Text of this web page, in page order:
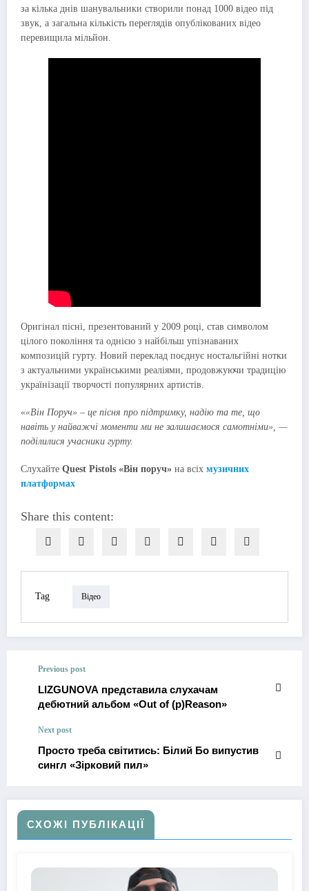
за кілька днів шанувальники створили понад 1000 відео під
звук, а загальна кількість переглядів опублікованих відео
перевищила мільйон.
Оригінал пісні, презентований у 2009 році, став символом
цілого покоління та однією з найбільш упізнаваних
композицій гурту. Новий переклад поєднує ностальгійні нотки
з актуальними українськими реаліями, продовжуючи традицію
українізації творчості популярних артистів.
««Він Поруч» – це пісня про підтримку, надію та те, що
навіть у найважчі моменти ми не залишаємося самотніми», —
поділилися учасники гурту.
Слухайте Quest Pistols «Він поруч» на всіх музичних
платформах
Share this content:
Tag Відео
Previous post
LIZGUNOVA представила слухачам
дебютний альбом «Out of (p)Reason»
Next post
Просто треба світитись: Білий Бо випустив
сингл «Зірковий пил»
СХОЖІ ПУБЛІКАЦІЇ